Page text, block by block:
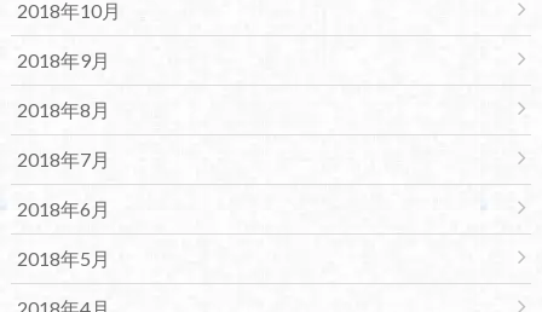
2018年10月
2018年9月
2018年8月
2018年7月
2018年6月
2018年5月
2018年4月